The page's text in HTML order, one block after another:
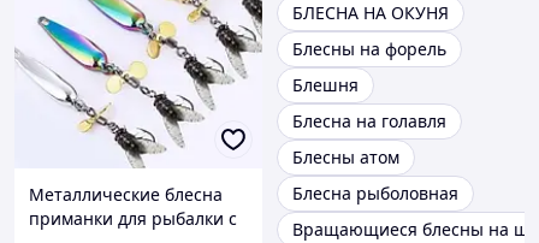
Металлические блесна
приманки для рыбалки с
БЛЕСНА НА ОКУНЯ
Блесны на форель
Блешня
Блесна на голавля
Блесны атом
Блесна рыболовная
Вращающиеся блесны на